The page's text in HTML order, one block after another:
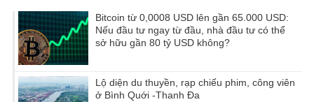
Bitcoin từ 0,0008 USD lên gần 65.000 USD:
Nếu đầu tư ngay từ đầu, nhà đầu tư có thể
sở hữu gần 80 tỷ USD không?
Lộ diện du thuyền, rạp chiếu phim, công viên
ở Bình Quới -Thanh Đa